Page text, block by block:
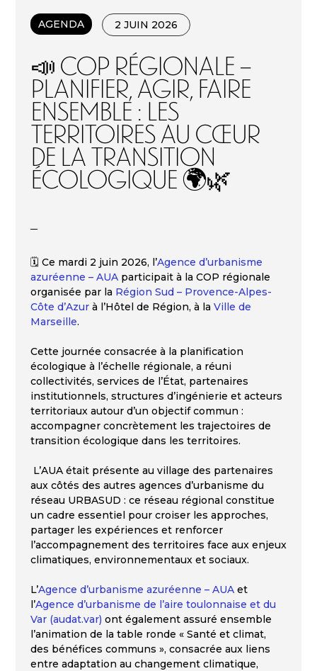
AGENDA 2 JUIN 2026
📣 COP régionale –
Planifier, agir, faire
ensemble : les
territoires au cœur
de la transition
écologique 🌍🌿
🗓️ Ce mardi 2 juin 2026, l’Agence d’urbanisme
azuréenne – AUAparticipait à la COP régionale
organisée par la Région Sud – Provence-Alpes-
Côte d’Azurà l’Hôtel de Région, à la Ville de
Marseille.
Cette journée consacrée à la planification
écologique à l’échelle régionale, a réuni
collectivités, services de l’État, partenaires
institutionnels, structures d’ingénierie et acteurs
territoriaux autour d’un objectif commun :
accompagner concrètement les trajectoires de
transition écologique dans les territoires.
L’AUA était présente au village des partenaires
aux côtés des autres agences d’urbanisme du
réseau URBASUD : ce réseau régional constitue
un cadre essentiel pour croiser les approches,
partager les expériences et renforcer
l’accompagnement des territoires face aux enjeux
climatiques, environnementaux et sociaux.
L’Agence d’urbanisme azuréenne – AUAet
l’Agence d’urbanisme de l’aire toulonnaise et du
Var (audat.var) ont également assuré ensemble
l’animation de la table ronde « Santé et climat,
des bénéfices communs », consacrée aux liens
entre adaptation au changement climatique,